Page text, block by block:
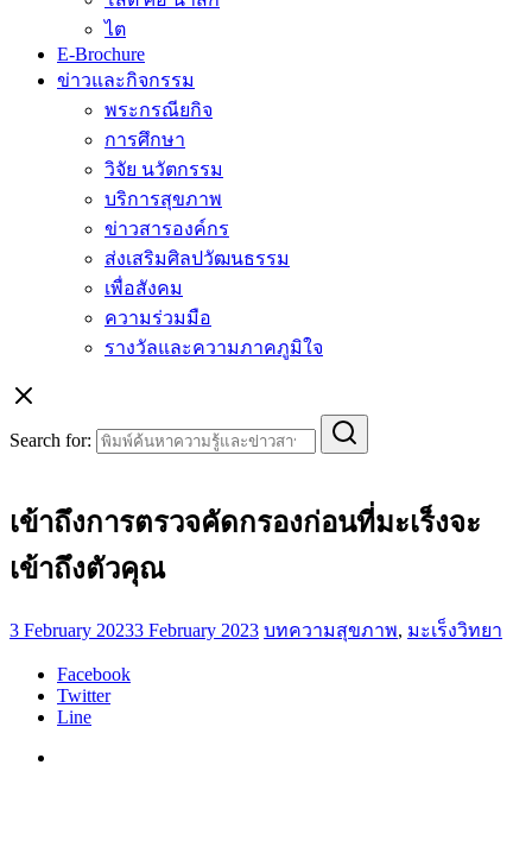
ไต
E-Brochure
ข่าวและกิจกรรม
พระกรณียกิจ
การศึกษา
วิจัย นวัตกรรม
บริการสุขภาพ
ข่าวสารองค์กร
ส่งเสริมศิลปวัฒนธรรม
เพื่อสังคม
ความร่วมมือ
รางวัลและความภาคภูมิใจ
Search for:
เข้าถึงการตรวจคัดกรองก่อนที่มะเร็งจะ
เข้าถึงตัวคุณ
3 February 20233 February 2023 บทความสุขภาพ, มะเร็งวิทยา
Facebook
Twitter
Line